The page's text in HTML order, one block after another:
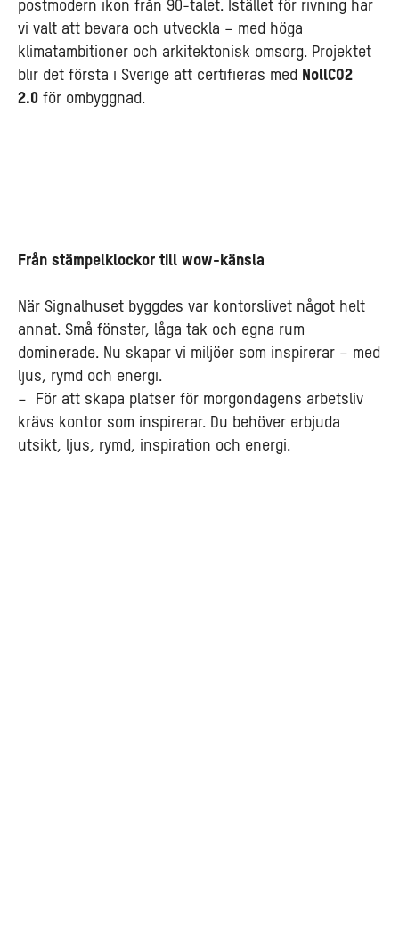
postmodern ikon från 90-talet. Istället för rivning har
vi valt att bevara och utveckla – med höga
klimatambitioner och arkitektonisk omsorg. Projektet
blir det första i Sverige att certifieras med NollCO2
2.0 för ombyggnad.
Från stämpelklockor till wow-känsla
När Signalhuset byggdes var kontorslivet något helt
annat. Små fönster, låga tak och egna rum
dominerade. Nu skapar vi miljöer som inspirerar – med
ljus, rymd och energi.
– För att skapa platser för morgondagens arbetsliv
krävs kontor som inspirerar. Du behöver erbjuda
utsikt, ljus, rymd, inspiration och energi.